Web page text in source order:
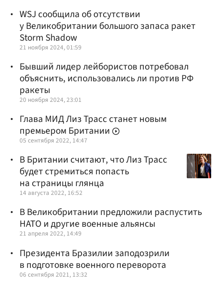
WSJ сообщила об отсутствии
у Великобритании большого запаса ракет
Storm Shadow
21 ноября 2024, 01:59
Бывший лидер лейбористов потребовал
объяснить, использовались ли против РФ
ракеты
20 ноября 2024, 23:01
Глава МИД Лиз Трасс станет новым
премьером Британии
05 сентября 2022, 14:47
В Британии считают, что Лиз Трасс
будет стремиться попасть
на страницы глянца
14 августа 2022, 16:52
В Великобритании предложили распустить
НАТО и другие военные альянсы
21 апреля 2022, 14:49
Президента Бразилии заподозрили
в подготовке военного переворота
06 сентября 2021, 13:32